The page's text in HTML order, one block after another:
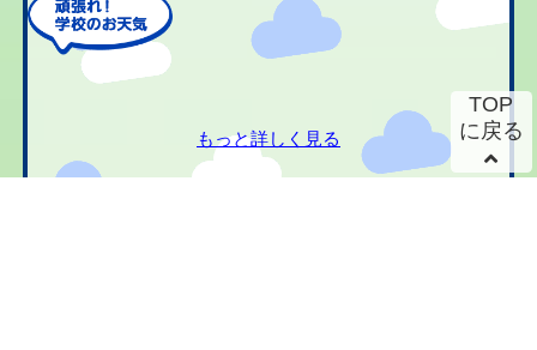
もっと詳しく見る
TOP
に戻る